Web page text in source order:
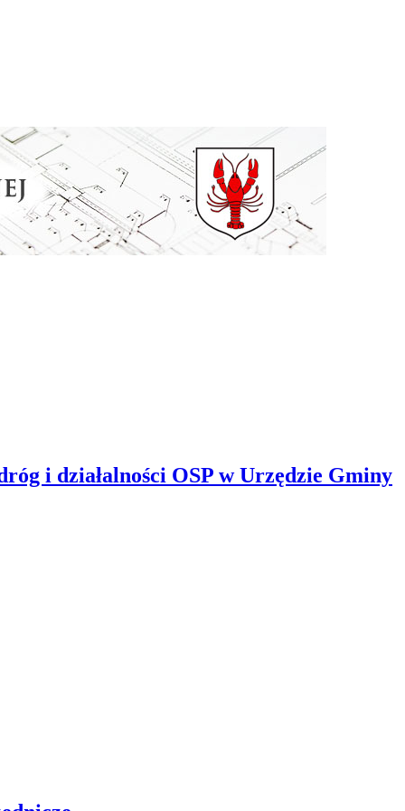
i działalności OSP w Urzędzie Gminy